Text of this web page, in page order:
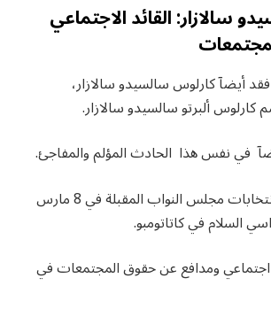
سالازار: القائد الاجتماعي
أيضآ كارلوس سالسيدو سالازار،
كارلوس ألبرتو سالسيدو سالازار.
في نفس هذا الحادث المؤلم والمفاجئ.
بينماكان مرشحا لانتخابات مجلس النواب المقبلة في 8 مارس
ومدافع عن حقوق المجتمعات في